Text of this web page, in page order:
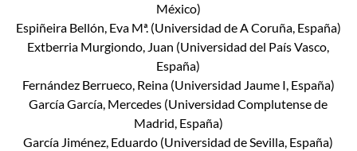
México)
Espiñeira Bellón, Eva Mª. (Universidad de A Coruña, España)
Extberria Murgiondo, Juan (Universidad del País Vasco,
España)
Fernández Berrueco, Reina (Universidad Jaume I, España)
García García, Mercedes (Universidad Complutense de
Madrid, España)
García Jiménez, Eduardo (Universidad de Sevilla, España)